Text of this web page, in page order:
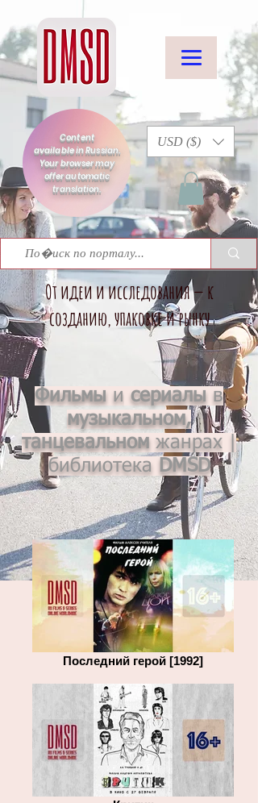
Content
available in Russian.
Your browser may
offer automatic
translation.
USD ($)
От идеи и исследования — к
созданию, упаковке и рынку
Фильмы и сериалы в
музыкальном,
танцевальномжанрах
библиотека DMSD
Последний герой [1992]